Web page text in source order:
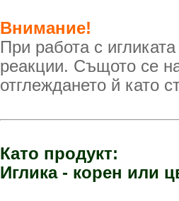
Внимание!
При работа с
реакции. Същото се
отглеждането й като
Като продукт:
Иглика - корен или